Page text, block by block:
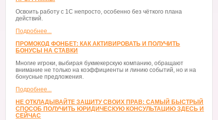
Освоить работу с 1С непросто, особенно без чёткого плана
действий.
Подробнее...
ПРОМОКОД ФОНБЕТ: КАК АКТИВИРОВАТЬ И ПОЛУЧИТЬ
БОНУСЫ НА СТАВКИ
Многие игроки, выбирая букмекерскую компанию, обращают
внимание не только на коэффициенты и линию событий, но и на
бонусные предложения.
Подробнее...
НЕ ОТКЛАДЫВАЙТЕ ЗАЩИТУ СВОИХ ПРАВ: САМЫЙ БЫСТРЫЙ
СПОСОБ ПОЛУЧИТЬ ЮРИДИЧЕСКУЮ КОНСУЛЬТАЦИЮ ЗДЕСЬ И
СЕЙЧАС